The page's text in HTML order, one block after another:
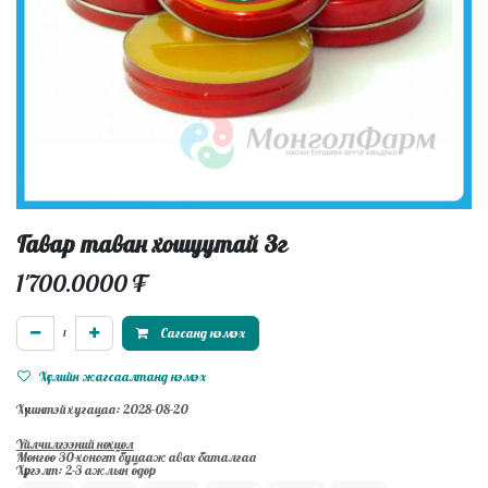
Гавар таван хошуутай 3г
1'700.0000₮
Сагсанд нэмэх
Хүслийн жагсаалтанд нэмэх
Хүчинтэй хугацаа: 2028-08-20
Үйлчилгээний нөхцөл
Мөнгөө 30-хоногт буцааж авах баталгаа
Хүргэлт: 2-3 ажлын өдөр